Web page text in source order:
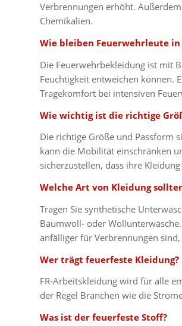
Verbrennungen erhöht.
Chemikalien.
Wie bleiben Feuerwehrleute
Die Feuerwehrbekleidung ist mit
Feuchtigkeit entweichen können.
Tragekomfort bei intensiven
Wie wichtig ist die richtige
Die richtige Größe und Passform
kann die Mobilität einschränken
sicherzustellen, dass ihre
Welche Art von Kleidung
Tragen Sie synthetische
Baumwoll- oder
anfälliger für Verbrennungen
Wer trägt feuerfeste Kleidung?
FR-Arbeitskleidung wird für alle
der Regel Branchen wie die
Was ist der feuerfeste Stoff?